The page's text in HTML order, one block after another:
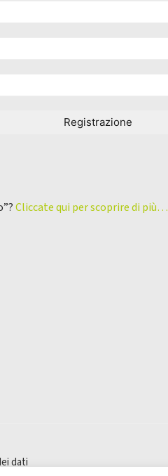
Cliccate qui per scoprire di più…
dati